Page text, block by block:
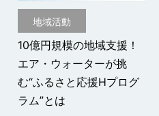
（273KB）
ル獲得は、自身初の快挙～
地域活動
10億円規模の地域支援！
エア・ウォーターが挑
む“ふるさと応援Hプログ
ラム”とは